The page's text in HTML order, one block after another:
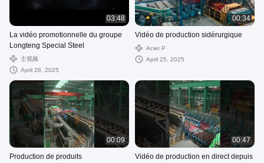
03:48
La vidéo promotionnelle du groupe
Longteng Special Steel
主视频
April 28, 2025
00:34
Vidéo de production sidérurgique
Acier P
April 25, 2025
00:09
Production de produits
00:47
Vidéo de production en direct depuis